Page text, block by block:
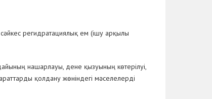
регидратациялық ем (ішу арқылы
нашарлауы, дене қызуының көтерілуі,
қолдану жөніндегі мәселелерді